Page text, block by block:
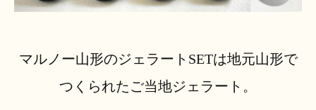
マルノー山形のジェラートSETは地元山形で
つくられたご当地ジェラート。